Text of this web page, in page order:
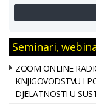
Seminari,
ZOOM ONLINE
KNJIGOVODSTVU I
DJELATNOSTI U